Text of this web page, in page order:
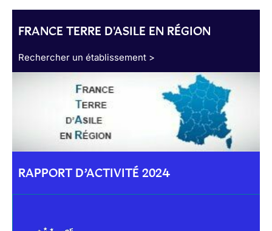
FRANCE TERRE D'ASILE EN RÉGION
Rechercher un établissement >
RAPPORT D’ACTIVITÉ 2024